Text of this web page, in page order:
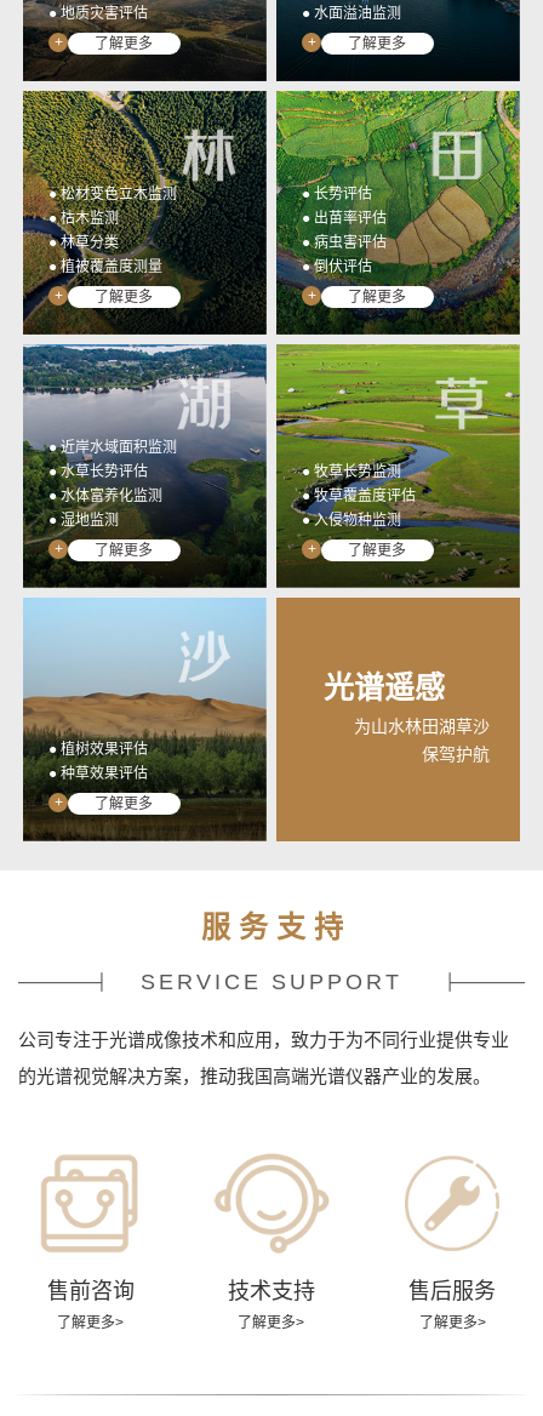
● 地质灾害评估
+
了解更多
● 水面溢油监测
+
了解更多
● 松材变色立木监测
● 枯木监测
● 林草分类
● 植被覆盖度测量
+
了解更多
● 长势评估
● 出苗率评估
● 病虫害评估
● 倒伏评估
+
了解更多
● 近岸水域面积监测
● 水草长势评估
● 水体富养化监测
● 湿地监测
+
了解更多
● 牧草长势监测
● 牧草覆盖度评估
● 入侵物种监测
+
了解更多
● 植树效果评估
● 种草效果评估
+
了解更多
光谱遥感
为山水林田湖草沙
保驾护航
服 务 支 持
SERVICE SUPPORT
公司专注于光谱成像技术和应用，致力于为不同行业提供专业
的光谱视觉解决方案，推动我国高端光谱仪器产业的发展。
售前咨询
了解更多>
技术支持
了解更多>
售后服务
了解更多>